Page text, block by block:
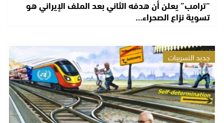
“ترامب” يعلن أن هدفه الثاني بعد الملف الإيراني هو
تسوية نزاع الصحراء…
جديد التسريبات